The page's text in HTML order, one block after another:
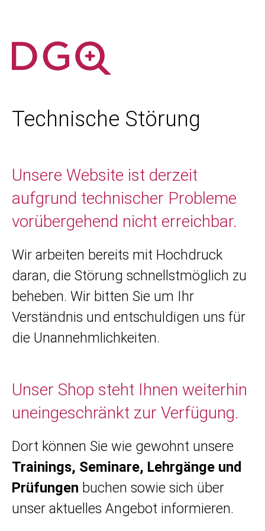
Technische Störung
Unsere Website ist derzeit
aufgrund technischer Probleme
vorübergehend nicht erreichbar.
Wir arbeiten bereits mit Hochdruck
daran, die Störung schnellstmöglich zu
beheben. Wir bitten Sie um Ihr
Verständnis und entschuldigen uns für
die Unannehmlichkeiten.
Unser Shop steht Ihnen weiterhin
uneingeschränkt zur Verfügung.
Dort können Sie wie gewohnt unsere
Trainings, Seminare, Lehrgänge und
Prüfungen buchen sowie sich über
unser aktuelles Angebot informieren.